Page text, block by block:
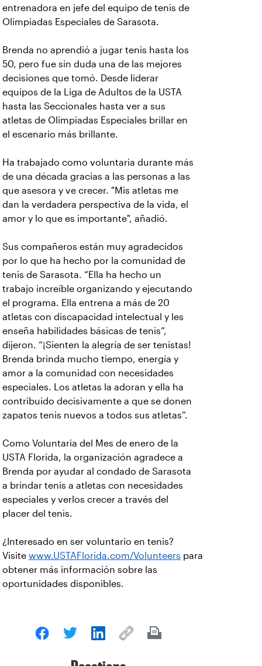
entrenadora en jefe del equipo de tenis de
Olimpiadas Especiales de Sarasota.
Brenda no aprendió a jugar tenis hasta los
50, pero fue sin duda una de las mejores
decisiones que tomó. Desde liderar
equipos de la Liga de Adultos de la USTA
hasta las Seccionales hasta ver a sus
atletas de Olimpiadas Especiales brillar en
el escenario más brillante.
Ha trabajado como voluntaria durante más
de una década gracias a las personas a las
que asesora y ve crecer. "Mis atletas me
dan la verdadera perspectiva de la vida, el
amor y lo que es importante", añadió.
Sus compañeros están muy agradecidos
por lo que ha hecho por la comunidad de
tenis de Sarasota. “Ella ha hecho un
trabajo increíble organizando y ejecutando
el programa. Ella entrena a más de 20
atletas con discapacidad intelectual y les
enseña habilidades básicas de tenis”,
dijeron. “¡Sienten la alegría de ser tenistas!
Brenda brinda mucho tiempo, energía y
amor a la comunidad con necesidades
especiales. Los atletas la adoran y ella ha
contribuido decisivamente a que se donen
zapatos tenis nuevos a todos sus atletas”.
Como Voluntaria del Mes de enero de la
USTA Florida, la organización agradece a
Brenda por ayudar al condado de Sarasota
a brindar tenis a atletas con necesidades
especiales y verlos crecer a través del
placer del tenis.
¿Interesado en ser voluntario en tenis?
Visite www.USTAFlorida.com/Volunteers para
obtener más información sobre las
oportunidades disponibles.